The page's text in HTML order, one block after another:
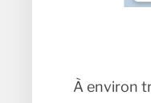
À environ